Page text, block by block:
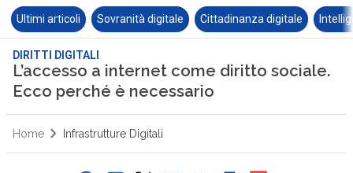
Ultimi articoli Sovranità digitale Cittadinanza digitale
DIRITTI DIGITALI
L’accesso a internet come diritto sociale.
Ecco perché è necessario
Home Infrastrutture Digitali